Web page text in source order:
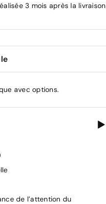
3 mois après la livraison
avec options.
de l’attention du